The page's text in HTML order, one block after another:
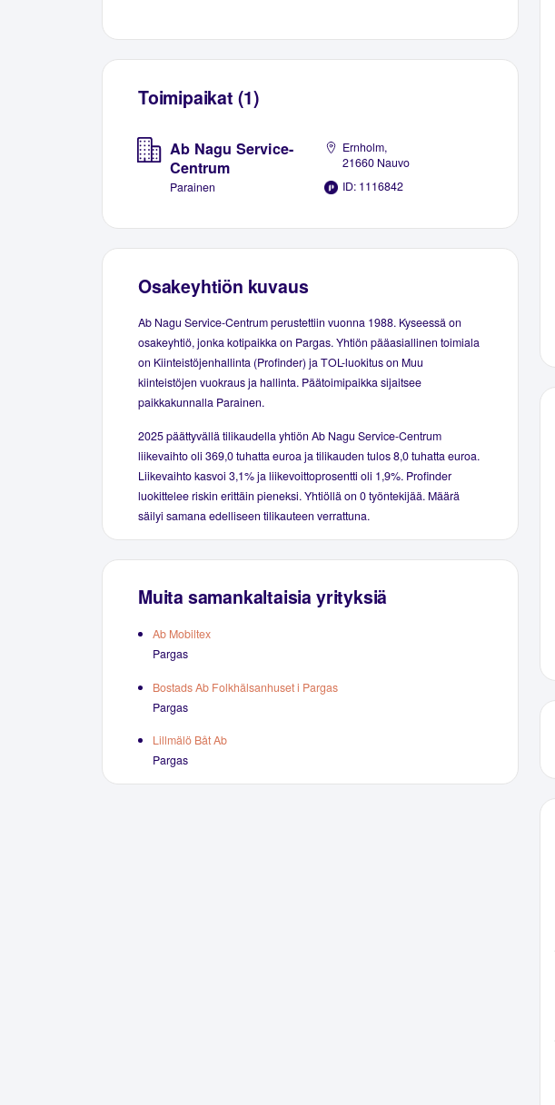
Toimipaikat (1)
Ab Nagu Service-
Centrum
Parainen
Ernholm,
21660 Nauvo
ID: 1116842
Osakeyhtiön kuvaus
Ab Nagu Service-Centrum perustettiin vuonna 1988. Kyseessä on
osakeyhtiö, jonka kotipaikka on Pargas. Yhtiön pääasiallinen toimiala
on Kiinteistöjenhallinta (Profinder) ja TOL-luokitus on Muu
kiinteistöjen vuokraus ja hallinta. Päätoimipaikka sijaitsee
paikkakunnalla Parainen.
2025 päättyvällä tilikaudella yhtiön Ab Nagu Service-Centrum
liikevaihto oli 369,0 tuhatta euroa ja tilikauden tulos 8,0 tuhatta euroa.
Liikevaihto kasvoi 3,1% ja liikevoittoprosentti oli 1,9%. Profinder
luokittelee riskin erittäin pieneksi. Yhtiöllä on 0 työntekijää. Määrä
säilyi samana edelliseen tilikauteen verrattuna.
Muita samankaltaisia yrityksiä
Ab Mobiltex
Pargas
Bostads Ab Folkhälsanhuset i Pargas
Pargas
Lillmälö Båt Ab
Pargas